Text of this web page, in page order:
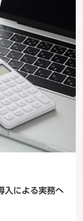
入による実務へ